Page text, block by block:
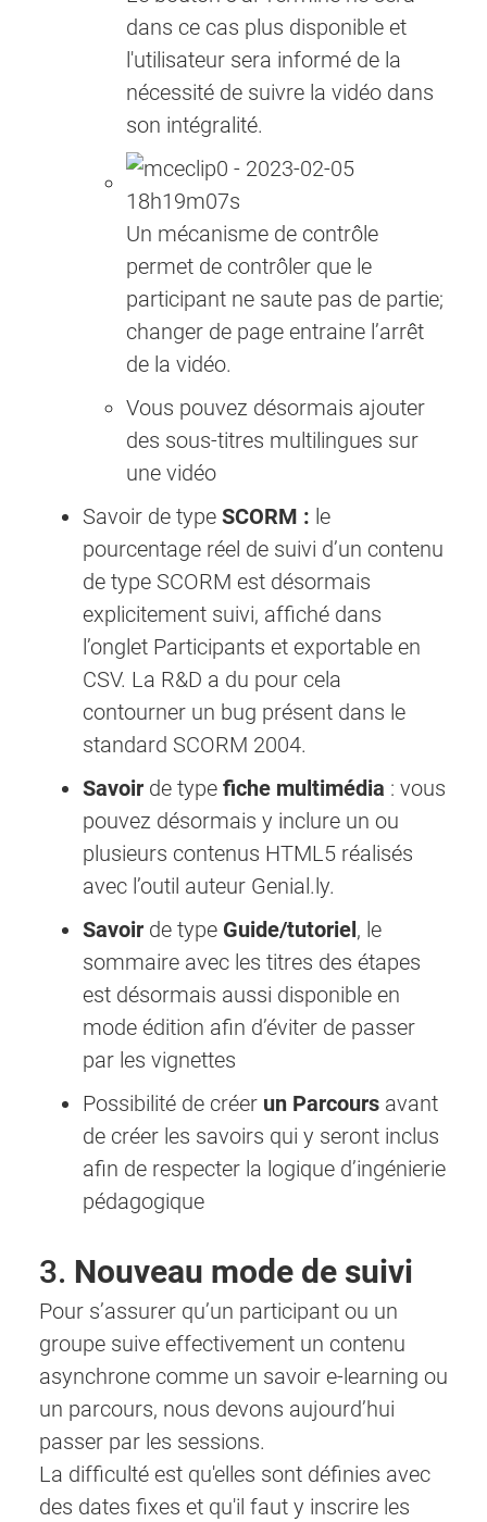
dans ce cas plus disponible et
l'utilisateur sera informé de la
nécessité de suivre la vidéo dans
son intégralité.
Un mécanisme de contrôle
permet de contrôler que le
participant ne saute pas de partie;
changer de page entraine l’arrêt
de la vidéo.
Vous pouvez désormais ajouter
des sous-titres multilingues sur
une vidéo
Savoir de type SCORM : le
pourcentage réel de suivi d’un contenu
de type SCORM est désormais
explicitement suivi, affiché dans
l’onglet Participants et exportable en
CSV. La R&D a du pour cela
contourner un bug présent dans le
standard SCORM 2004.
Savoir de type fiche multimédia : vous
pouvez désormais y inclure un ou
plusieurs contenus HTML5 réalisés
avec l’outil auteur Genial.ly.
Savoir de type Guide/tutoriel, le
sommaire avec les titres des étapes
est désormais aussi disponible en
mode édition afin d’éviter de passer
par les vignettes
Possibilité de créer un Parcours avant
de créer les savoirs qui y seront inclus
afin de respecter la logique d’ingénierie
pédagogique
3. Nouveau mode de suivi
Pour s’assurer qu’un participant ou un
groupe suive effectivement un contenu
asynchrone comme un savoir e-learning ou
un parcours, nous devons aujourd’hui
passer par les sessions.
La difficulté est qu'elles sont définies avec
des dates fixes et qu'il faut y inscrire les